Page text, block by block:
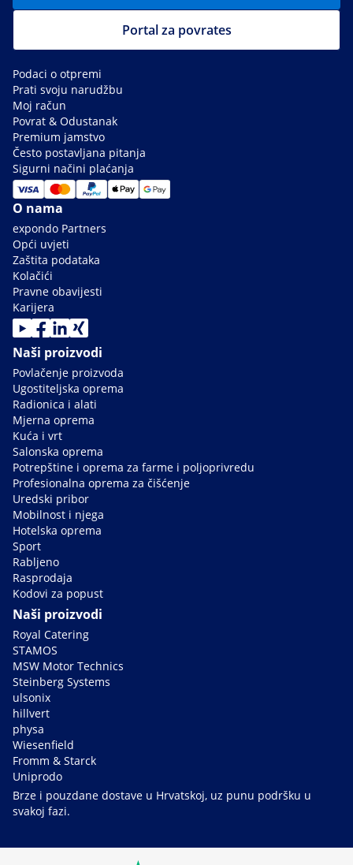
Portal za povrates
Podaci o otpremi
Prati svoju narudžbu
Moj račun
Povrat & Odustanak
Premium jamstvo
Često postavljana pitanja
Sigurni načini plaćanja
O nama
expondo Partners
Opći uvjeti
Zaštita podataka
Kolačići
Pravne obavijesti
Karijera
Naši proizvodi
Povlačenje proizvoda
Ugostiteljska oprema
Radionica i alati
Mjerna oprema
Kuća i vrt
Salonska oprema
Potrepštine i oprema za farme i poljoprivredu
Profesionalna oprema za čišćenje
Uredski pribor
Mobilnost i njega
Hotelska oprema
Sport
Rabljeno
Rasprodaja
Kodovi za popust
Naši proizvodi
Royal Catering
STAMOS
MSW Motor Technics
Steinberg Systems
ulsonix
hillvert
physa
Wiesenfield
Fromm & Starck
Uniprodo
Brze i pouzdane dostave u Hrvatskoj, uz punu podršku u
svakoj fazi.